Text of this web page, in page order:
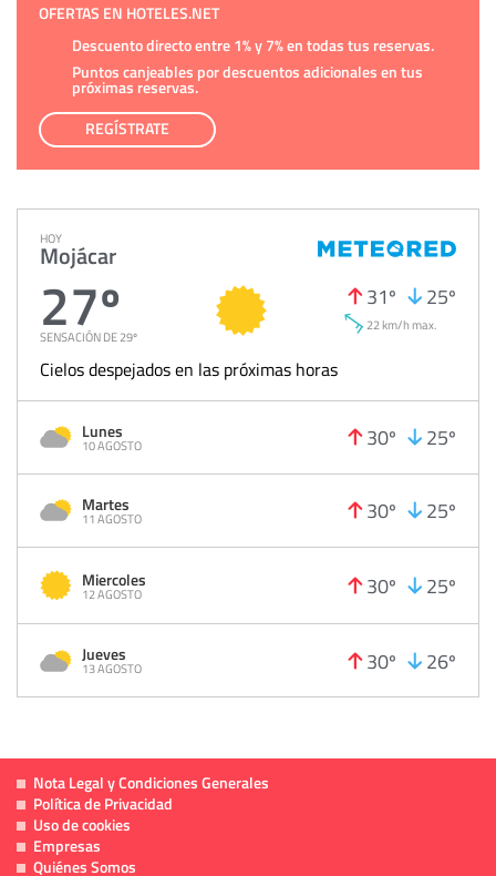
OFERTAS EN HOTELES.NET
Descuento directo entre 1% y 7% en todas tus reservas.
Puntos canjeables por descuentos adicionales en tus
próximas reservas.
REGÍSTRATE
HOY
Mojácar
27º
SENSACIÓN DE 29º
31º 25º
22 km/h max.
Cielos despejados en las próximas horas
Lunes
10 AGOSTO 30º 25º
Martes
11 AGOSTO 30º 25º
Miercoles
12 AGOSTO 30º 25º
Jueves
13 AGOSTO 30º 26º
Nota Legal y Condiciones Generales
Política de Privacidad
Uso de cookies
Empresas
Quiénes Somos